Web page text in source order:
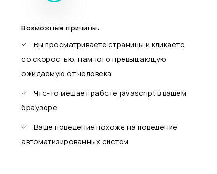
Возможные причины:
Вы просматриваете страницы и кликаете
со скоростью, намного превышающую
ожидаемую от человека
Что-то мешает работе javascript в вашем
браузере
Ваше поведение похоже на поведение
автоматизированных систем